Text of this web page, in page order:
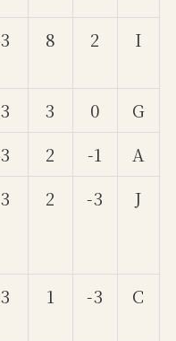
3 8 2 I
3 3 0
G
3 2 -1
A
3 2 -3 J
3 1 -3 C